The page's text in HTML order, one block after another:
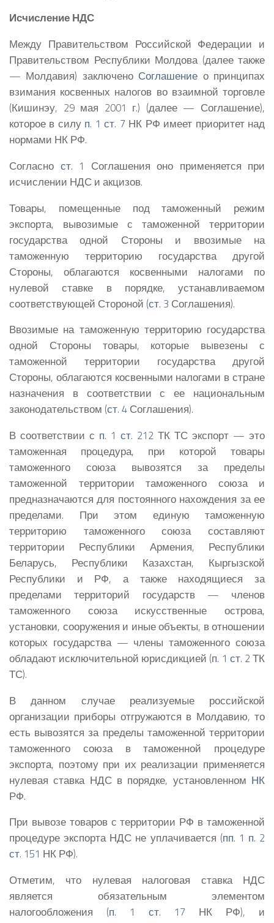
Исчисление НДС
Между Правительством Российской Федерации и
Правительством Республики Молдова (далее также
— Молдавия) заключено Соглашение о принципах
взимания косвенных налогов во взаимной торговле
(Кишинэу, 29 мая 2001 г.) (далее — Соглашение),
которое в силу п. 1 ст. 7 НК РФ имеет приоритет над
нормами НК РФ.
Согласно ст. 1 Соглашения оно применяется при
исчислении НДС и акцизов.
Товары, помещенные под таможенный режим
экспорта, вывозимые с таможенной территории
государства одной Стороны и ввозимые на
таможенную территорию государства другой
Стороны, облагаются косвенными налогами по
нулевой ставке в порядке, устанавливаемом
соответствующей Стороной (ст. 3 Соглашения).
Ввозимые на таможенную территорию государства
одной Стороны товары, которые вывезены с
таможенной территории государства другой
Стороны, облагаются косвенными налогами в стране
назначения в соответствии с ее национальным
законодательством (ст. 4 Соглашения).
В соответствии с п. 1 ст. 212 ТК ТС экспорт — это
таможенная процедура, при которой товары
таможенного союза вывозятся за пределы
таможенной территории таможенного союза и
предназначаются для постоянного нахождения за ее
пределами. При этом единую таможенную
территорию таможенного союза составляют
территории Республики Армения, Республики
Беларусь, Республики Казахстан, Кыргызской
Республики и РФ, а также находящиеся за
пределами территорий государств — членов
таможенного союза искусственные острова,
установки, сооружения и иные объекты, в отношении
которых государства — члены таможенного союза
обладают исключительной юрисдикцией (п. 1 ст. 2ТК
ТС).
В данном случае реализуемые российской
организации приборы отгружаются в Молдавию, то
есть вывозятся за пределы таможенной территории
таможенного союза в таможенной процедуре
экспорта, поэтому при их реализации применяется
нулевая ставка НДС в порядке, установленном НК
РФ.
При вывозе товаров с территории РФ в таможенной
процедуре экспорта НДС не уплачивается (пп. 1 п. 2
ст. 151 НК РФ).
Отметим, что нулевая налоговая ставка НДС
является обязательным элементом
налогообложения (п. 1 ст. 17 НК РФ), и